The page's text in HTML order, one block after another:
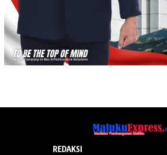
REDAKSI